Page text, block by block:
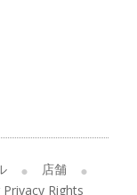
店舗
Rights